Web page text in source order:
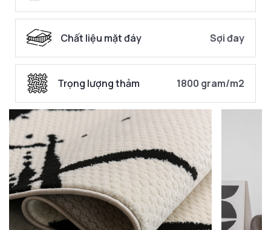
Chất liệu mặt đáy Sợi đay
Trọng lượng thảm 1800 gram/m2